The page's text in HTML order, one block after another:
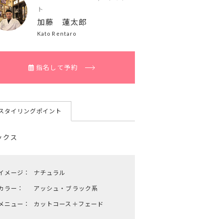
ト
加藤 蓮太郎
Kato Rentaro
指名して予約
タイリングポイント
クス
メージ：
ナチュラル
ラー：
アッシュ・ブラック系
ニュー：
カットコース＋フェード